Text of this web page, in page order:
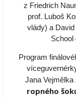
z Friedrich
prof. Luboš
vlády) a
School
Program
Jana
ropného